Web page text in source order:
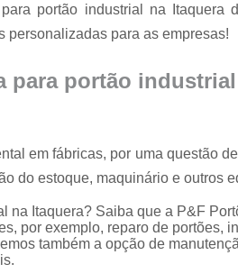
Conserto
Conserto
Conserto
portão industrial na Itaquera
personalizadas para as empresas!
para portão
em fábricas, por uma questão
do estoque, maquinário e outros
na Itaquera? Saiba que a P&F
por exemplo, reparo de portões,
também a opção de